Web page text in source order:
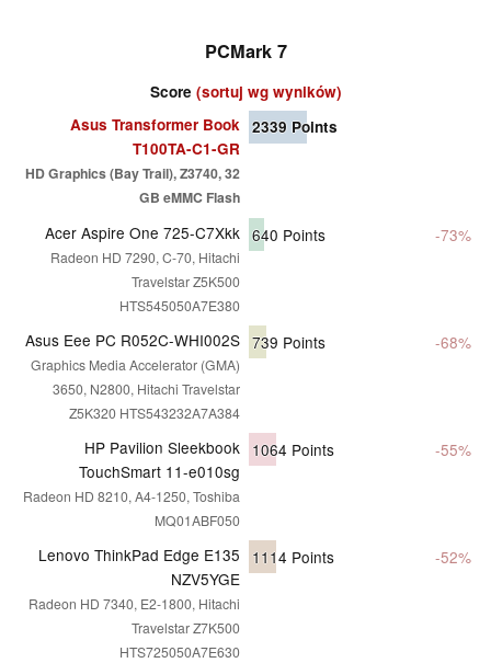
PCMark 7
Score (sortuj wg wyników)
Asus Transformer Book
T100TA-C1-GR
HD Graphics (Bay Trail), Z3740, 32
GB eMMC Flash
2339 Points
Acer Aspire One 725-C7Xkk
Radeon HD 7290, C-70, Hitachi
Travelstar Z5K500
HTS545050A7E380
640 Points -73%
Asus Eee PC R052C-WHI002S
Graphics Media Accelerator (GMA)
3650, N2800, Hitachi Travelstar
Z5K320 HTS543232A7A384
739 Points -68%
HP Pavilion Sleekbook
TouchSmart 11-e010sg
Radeon HD 8210, A4-1250, Toshiba
MQ01ABF050
1064 Points -55%
Lenovo ThinkPad Edge E135
NZV5YGE
Radeon HD 7340, E2-1800, Hitachi
Travelstar Z7K500
HTS725050A7E630
1114 Points -52%